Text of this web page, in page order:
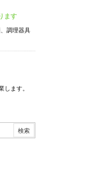
ます
調理器具
ます。